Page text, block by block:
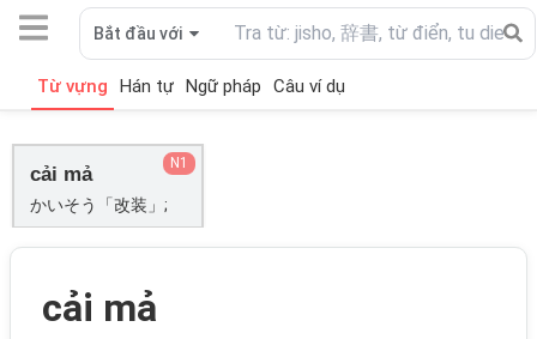
Bắt đầu với
Từ vựng Hán tự Ngữ pháp Câu ví dụ
cải mả
かいそう「改装」;
N1
cải mả